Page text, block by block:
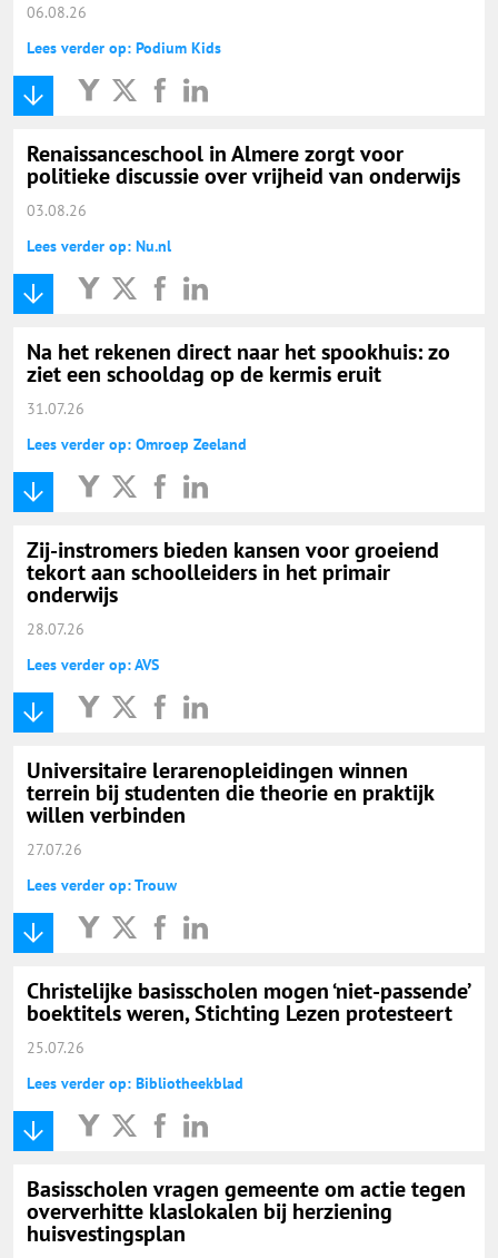
06.08.26
Lees verder op: Podium Kids
Renaissanceschool in Almere zorgt voor
politieke discussie over vrijheid van onderwijs
03.08.26
Lees verder op: Nu.nl
Na het rekenen direct naar het spookhuis: zo
ziet een schooldag op de kermis eruit
31.07.26
Lees verder op: Omroep Zeeland
Zij-instromers bieden kansen voor groeiend
tekort aan schoolleiders in het primair
onderwijs
28.07.26
Lees verder op: AVS
Universitaire lerarenopleidingen winnen
terrein bij studenten die theorie en praktijk
willen verbinden
27.07.26
Lees verder op: Trouw
Christelijke basisscholen mogen ‘niet-passende’
boektitels weren, Stichting Lezen protesteert
25.07.26
Lees verder op: Bibliotheekblad
Basisscholen vragen gemeente om actie tegen
oververhitte klaslokalen bij herziening
huisvestingsplan